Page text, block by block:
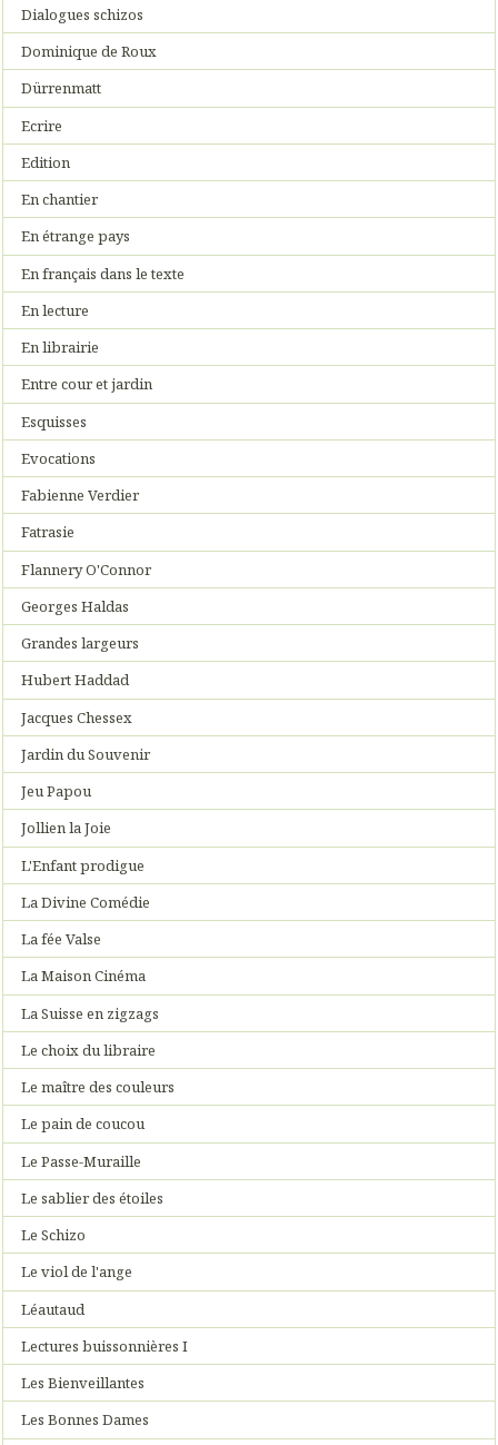
Dialogues schizos
Dominique de Roux
Dürrenmatt
Ecrire
Edition
En chantier
En étrange pays
En français dans le texte
En lecture
En librairie
Entre cour et jardin
Esquisses
Evocations
Fabienne Verdier
Fatrasie
Flannery O'Connor
Georges Haldas
Grandes largeurs
Hubert Haddad
Jacques Chessex
Jardin du Souvenir
Jeu Papou
Jollien la Joie
L'Enfant prodigue
La Divine Comédie
La fée Valse
La Maison Cinéma
La Suisse en zigzags
Le choix du libraire
Le maître des couleurs
Le pain de coucou
Le Passe-Muraille
Le sablier des étoiles
Le Schizo
Le viol de l'ange
Léautaud
Lectures buissonnières I
Les Bienveillantes
Les Bonnes Dames